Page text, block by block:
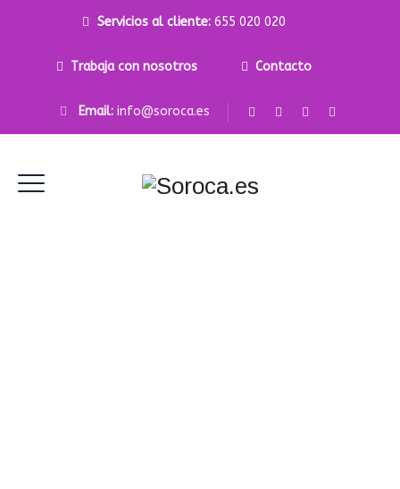
Servicios al cliente:655 020 020
Trabaja con nosotros Contacto
Email: info@soroca.es